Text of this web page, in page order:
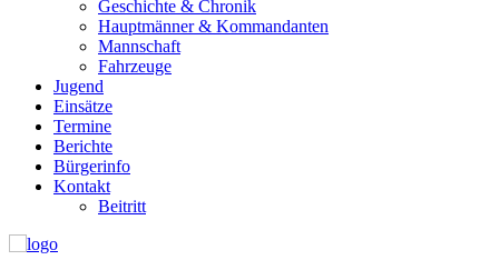
Geschichte & Chronik
Hauptmänner & Kommandanten
Mannschaft
Fahrzeuge
Jugend
Einsätze
Termine
Berichte
Bürgerinfo
Kontakt
Beitritt